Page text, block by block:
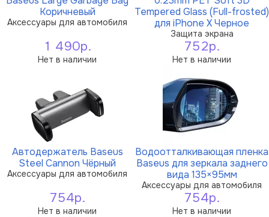
Коричневый
Аксессуары для автомобиля
1 490р.
Нет в наличии
Tempered Glass (Full-frosted)
для iPhone X Черное
Защита экрана
752р.
Нет в наличии
Автодержатель Baseus
Steel Cannon Чёрный
Аксессуары для автомобиля
754р.
Нет в наличии
Водоотталкивающая пленка
Baseus для зеркала заднего
вида 135×95мм
Аксессуары для автомобиля
754р.
Нет в наличии